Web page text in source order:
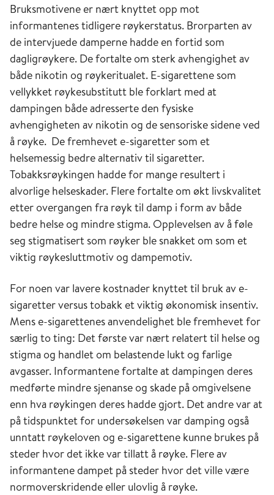
Bruksmotivene er nært knyttet opp mot
informantenes tidligere røykerstatus. Brorparten av
de intervjuede damperne hadde en fortid som
dagligrøykere. De fortalte om sterk avhengighet av
både nikotin og røykeritualet. E-sigarettene som
vellykket røykesubstitutt ble forklart med at
dampingen både adresserte den fysiske
avhengigheten av nikotin og de sensoriske sidene ved
å røyke. De fremhevet e-sigaretter som et
helsemessig bedre alternativ til sigaretter.
Tobakksrøykingen hadde for mange resultert i
alvorlige helseskader. Flere fortalte om økt livskvalitet
etter overgangen fra røyk til damp i form av både
bedre helse og mindre stigma. Opplevelsen av å føle
seg stigmatisert som røyker ble snakket om som et
viktig røykesluttmotiv og dampemotiv.
For noen var lavere kostnader knyttet til bruk av e-
sigaretter versus tobakk et viktig økonomisk insentiv.
Mens e-sigarettenes anvendelighet ble fremhevet for
særlig to ting: Det første var nært relatert til helse og
stigma og handlet om belastende lukt og farlige
avgasser. Informantene fortalte at dampingen deres
medførte mindre sjenanse og skade på omgivelsene
enn hva røykingen deres hadde gjort. Det andre var at
på tidspunktet for undersøkelsen var damping også
unntatt røykeloven og e-sigarettene kunne brukes på
steder hvor det ikke var tillatt å røyke. Flere av
informantene dampet på steder hvor det ville være
normoverskridende eller ulovlig å røyke.